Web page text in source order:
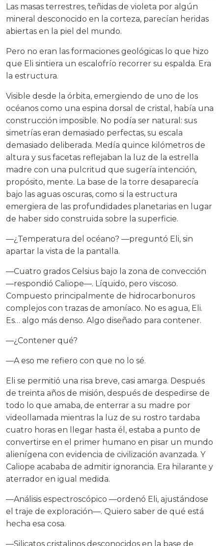
Las masas terrestres, teñidas de violeta por algún
mineral desconocido en la corteza, parecían heridas
abiertas en la piel del mundo.
Pero no eran las formaciones geológicas lo que hizo
que Eli sintiera un escalofrío recorrer su espalda. Era
la estructura.
Visible desde la órbita, emergiendo de uno de los
océanos como una espina dorsal de cristal, había una
construcción imposible. No podía ser natural: sus
simetrías eran demasiado perfectas, su escala
demasiado deliberada. Medía quince kilómetros de
altura y sus facetas reflejaban la luz de la estrella
madre con una pulcritud que sugería intención,
propósito, mente. La base de la torre desaparecía
bajo las aguas oscuras, como si la estructura
emergiera de las profundidades planetarias en lugar
de haber sido construida sobre la superficie.
—¿Temperatura del océano? —preguntó Eli, sin
apartar la vista de la pantalla.
—Cuatro grados Celsius bajo la zona de convección
—respondió Caliope—. Líquido, pero viscoso.
Compuesto principalmente de hidrocarbonuros
complejos con trazas de amoníaco. No es agua, Eli.
Es… algo más denso. Algo diseñado para contener.
—¿Contener qué?
—A eso me refiero con que no lo sé.
Eli se permitió una risa breve, casi amarga. Después
de treinta años de misión, después de despedirse de
todo lo que amaba, de enterrar a su madre por
videollamada mientras la luz de su rostro tardaba
cuatro horas en llegar hasta él, estaba a punto de
convertirse en el primer humano en pisar un mundo
alienígena con evidencia de civilización avanzada. Y
Caliope acababa de admitir ignorancia. Era hilarante y
aterrador en igual medida.
—Análisis espectroscópico —ordenó Eli, ajustándose
el traje de exploración—. Quiero saber de qué está
hecha esa cosa.
—Silicatos cristalinos desconocidos en la base de